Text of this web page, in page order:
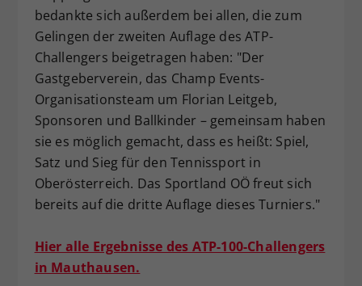
bedankte sich außerdem bei allen, die zum
Gelingen der zweiten Auflage des ATP-
Challengers beigetragen haben: "Der
Gastgeberverein, das Champ Events-
Organisationsteam um Florian Leitgeb,
Sponsoren und Ballkinder – gemeinsam haben
sie es möglich gemacht, dass es heißt: Spiel,
Satz und Sieg für den Tennissport in
Oberösterreich. Das Sportland OÖ freut sich
bereits auf die dritte Auflage dieses Turniers."
Hier alle Ergebnisse des ATP-100-Challengers
in Mauthausen.